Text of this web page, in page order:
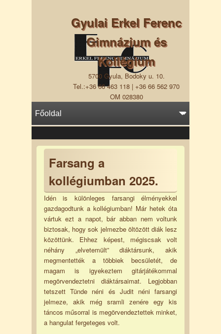
Gyulai Erkel Ferenc
Gimnázium és
Kollégium
5700 Gyula, Bodoky u. 10.
Tel.:+36 66 463 118 | +36 66 562 970
OM 028380
Farsang a
kollégiumban 2025.
Idén is különleges farsangi élményekkel
gazdagodtunk a kollégiumban! Már hetek óta
vártuk ezt a napot, bár abban nem voltunk
biztosak, hogy sok jelmezbe öltözött diák lesz
közöttünk. Ehhez képest, mégiscsak volt
néhány „elvetemült” diáktársunk, akik
megmentették a többiek becsületét, de
magam is igyekeztem gitárjátékommal
megörvendeztetni diáktársaimat. Legjobban
tetszett Tünde néni és Judit néni farsangi
jelmeze, akik még sramli zenére egy kis
táncos műsorral is megörvendeztettek minket,
a hangulat fergeteges volt.